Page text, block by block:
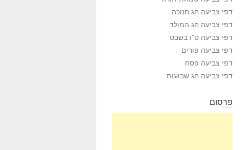
דפי צביעה חג חנוכה
דפי צביעה חג המולד
דפי צביעה ט”ו בשבט
דפי צביעה פורים
דפי צביעה פסח
דפי צביעה חג שבועות
פרסום